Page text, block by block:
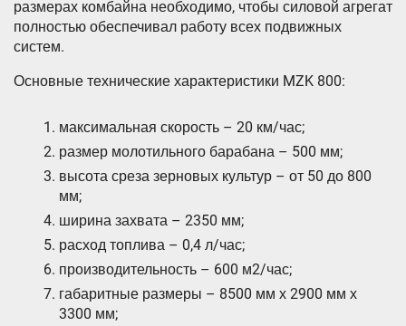
размерах комбайна необходимо, чтобы силовой агрегат
полностью обеспечивал работу всех подвижных
систем.
Основные технические характеристики MZK 800:
максимальная скорость – 20 км/час;
размер молотильного барабана – 500 мм;
высота среза зерновых культур – от 50 до 800
мм;
ширина захвата – 2350 мм;
расход топлива – 0,4 л/час;
производительность – 600 м2/час;
габаритные размеры – 8500 мм х 2900 мм х
3300 мм;